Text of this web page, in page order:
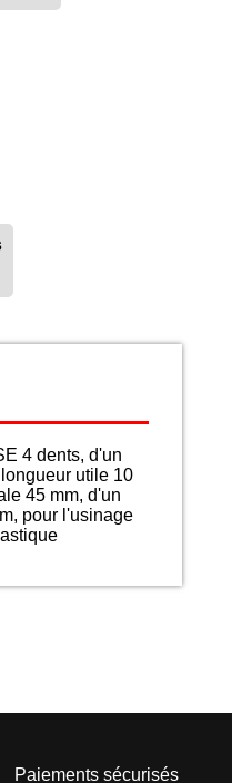
4 dents, d'un
utile 10
45 mm, d'un
pour l'usinage
Paiements sécurisés